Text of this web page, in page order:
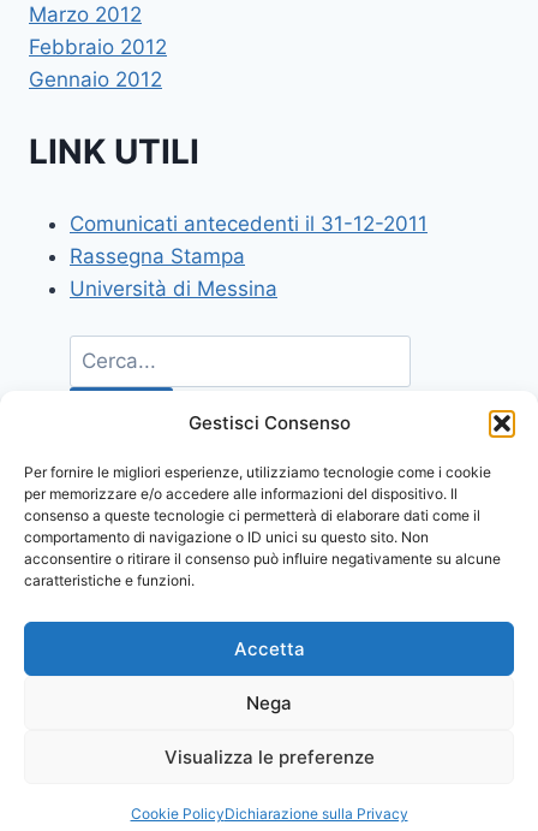
Gestisci Consenso
Per fornire le migliori esperienze, utilizziamo tecnologie come i cookie
per memorizzare e/o accedere alle informazioni del dispositivo. Il
consenso a queste tecnologie ci permetterà di elaborare dati come il
comportamento di navigazione o ID unici su questo sito. Non
acconsentire o ritirare il consenso può influire negativamente su alcune
caratteristiche e funzioni.
Accetta
Nega
Visualizza le preferenze
Cookie PolicyDichiarazione sulla Privacy
Marzo 2012
Febbraio 2012
Gennaio 2012
LINK UTILI
Comunicati antecedenti il 31-12-2011
Rassegna Stampa
Università di Messina
© 2026 Comunicati Stampa | Powered by